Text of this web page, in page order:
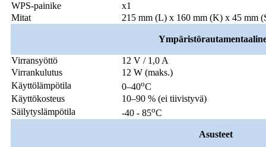
WPS-painike
x1
Mitat
215 mm (L) x 160 mm (K) x 45 mm
Ympäristö
Virransyöttö
12 V / 1,0 A
Virrankulutus
12 W (maks.)
Käyttölämpötila
0–40oC
Käyttökosteus
10–90 % (ei tiivistyvä)
Säilytyslämpötila
-40 - 85oC
Asusteet